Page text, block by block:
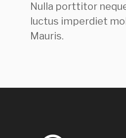
Nulla porttitor
luctus imperdiet
Mauris.